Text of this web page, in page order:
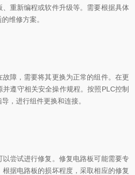
重新编程或软件升级等。需要根据具体
维修方案。
障，需要将其更换为正常的组件。在更
遵守相关安全操作规程。按照PLC控制
，进行组件更换和连接。
尝试进行修复。修复电路板可能需要专
据电路板的损坏程度，采取相应的修复